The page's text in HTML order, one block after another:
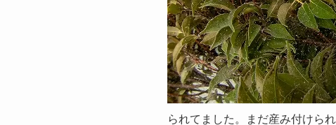
られてました。まだ産み付けら